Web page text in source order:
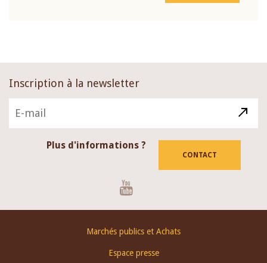
Inscription à la newsletter
Plus d'informations ?
CONTACT
Marchés publics et Achats
Espace presse